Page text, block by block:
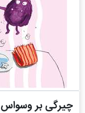
چیرگی بر وسواس